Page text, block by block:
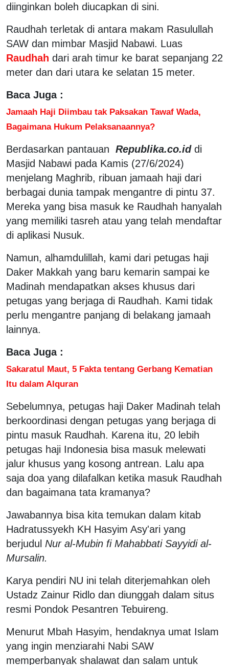
diinginkan boleh diucapkan di sini.
Raudhah terletak di antara makam Rasulullah
SAW dan mimbar Masjid Nabawi. Luas
Raudhah dari arah timur ke barat sepanjang 22
meter dan dari utara ke selatan 15 meter.
Baca Juga :
Jamaah Haji Diimbau tak Paksakan Tawaf Wada,
Bagaimana Hukum Pelaksanaannya?
Berdasarkan pantauan Republika.co.iddi
Masjid Nabawi pada Kamis (27/6/2024)
menjelang Maghrib, ribuan jamaah haji dari
berbagai dunia tampak mengantre di pintu 37.
Mereka yang bisa masuk ke Raudhah hanyalah
yang memiliki tasreh atau yang telah mendaftar
di aplikasi Nusuk.
Namun, alhamdulillah, kami dari petugas haji
Daker Makkah yang baru kemarin sampai ke
Madinah mendapatkan akses khusus dari
petugas yang berjaga di Raudhah. Kami tidak
perlu mengantre panjang di belakang jamaah
lainnya.
Baca Juga :
Sakaratul Maut, 5 Fakta tentang Gerbang Kematian
Itu dalam Alquran
Sebelumnya, petugas haji Daker Madinah telah
berkoordinasi dengan petugas yang berjaga di
pintu masuk Raudhah. Karena itu, 20 lebih
petugas haji Indonesia bisa masuk melewati
jalur khusus yang kosong antrean. Lalu apa
saja doa yang dilafalkan ketika masuk Raudhah
dan bagaimana tata kramanya?
Jawabannya bisa kita temukan dalam kitab
Hadratussyekh KH Hasyim Asy'ari yang
berjudul Nur al-Mubin fi Mahabbati Sayyidi al-
Mursalin.
Karya pendiri NU ini telah diterjemahkan oleh
Ustadz Zainur Ridlo dan diunggah dalam situs
resmi Pondok Pesantren Tebuireng.
Menurut Mbah Hasyim, hendaknya umat Islam
yang ingin menziarahi Nabi SAW
memperbanyak shalawat dan salam untuk